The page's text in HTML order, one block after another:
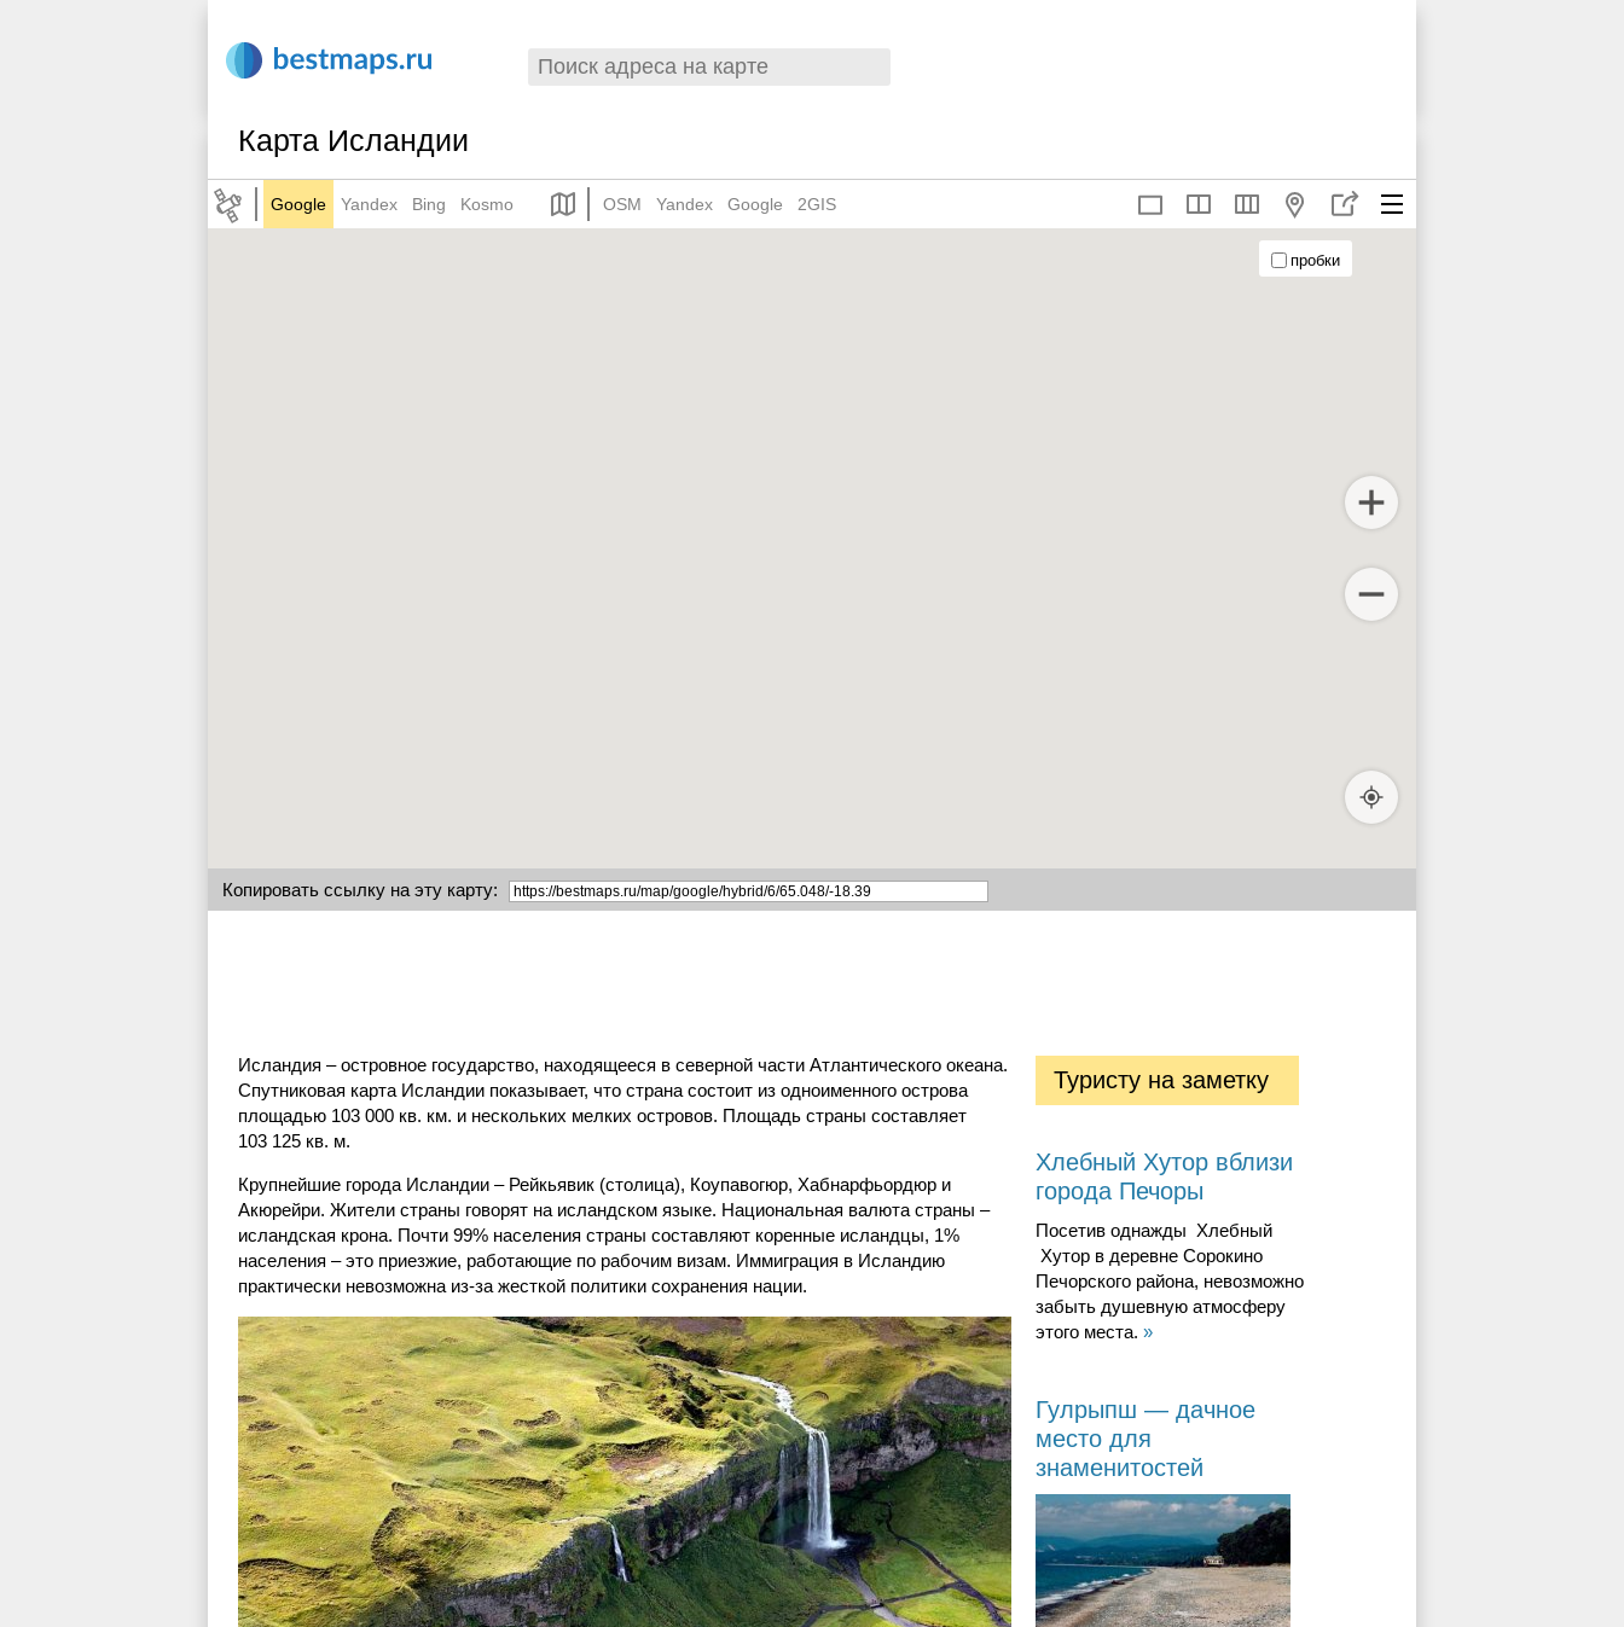
Карта Исландии
Google Yandex Bing Kosmo OSM Yandex Google 2GIS
пробки
Копировать ссылку на эту карту:
Исландия – островное государство, находящееся в северной части Атлантического океана.
Спутниковая карта Исландии показывает, что страна состоит из одноименного острова
площадью 103 000 кв. км. и нескольких мелких островов. Площадь страны составляет
103 125 кв. м.
Крупнейшие города Исландии – Рейкьявик (столица), Коупавогюр, Хабнарфьордюр и
Акюрейри. Жители страны говорят на исландском языке. Национальная валюта страны –
исландская крона. Почти 99% населения страны составляют коренные исландцы, 1%
населения – это приезжие, работающие по рабочим визам. Иммиграция в Исландию
практически невозможна из-за жесткой политики сохранения нации.
Туристу на заметку
Хлебный Хутор вблизи
города Печоры
Посетив однажды Хлебный
Хутор в деревне Сорокино
Печорского района, невозможно
забыть душевную атмосферу
этого места. »
Гулрыпш — дачное
место для
знаменитостей